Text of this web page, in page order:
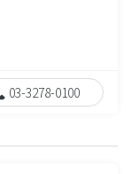
03-3278-0100